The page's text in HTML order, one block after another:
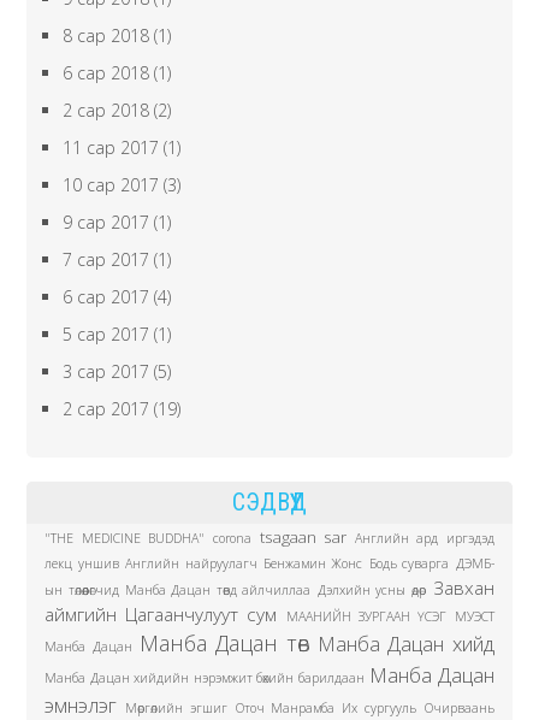
8 сар 2018 (1)
6 сар 2018 (1)
2 сар 2018 (2)
11 сар 2017 (1)
10 сар 2017 (3)
9 сар 2017 (1)
7 сар 2017 (1)
6 сар 2017 (4)
5 сар 2017 (1)
3 сар 2017 (5)
2 сар 2017 (19)
СЭДВҮҮД
"THE MEDICINE BUDDHA" corona tsagaan sar Английн ард иргэдэд
лекц уншив Английн найруулагч Бенжамин Жонс Бодь суварга ДЭМБ-
ын төлөөлөгчид Манба Дацан төвд айлчиллаа Дэлхийн усны өдөр Завхан
аймгийн Цагаанчулуут сум
МААНИЙН ЗУРГААН ҮСЭГ
МУЭСТ
Манба Дацан
Манба Дацан төв Манба Дацан хийд
Манба Дацан хийдийн нэрэмжит бөхийн барилдаан Манба Дацан
эмнэлэг Мөргөлийн эгшиг Оточ Манрамба Их сургууль Очирваань